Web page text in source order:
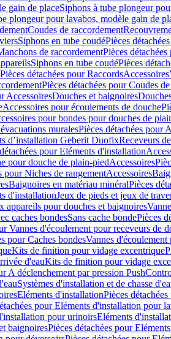
gain de placeSiphons à tube plongeur
plongeur pour lavabos, modèle gain de
Coudes de raccordement
Siphons en tube coudéPièces
de raccordementPièces
Siphons en tube coudéPièces
Pièces détachées pour RaccordsAccessoires
Pièces détachées pour Coudes
AccessoiresDouches et baignoires
Accessoires pour écoulements de douche
pour bondes pour douches de
muralesPièces détachées pour
d’installation Geberit DuofixReceveurs
pour Eléments d'installation
pour douche de plain-piedAccessoires
pour Niches de rangementAccessoires
Baignoires en matériau minéralPièces
d'installationJeux de pieds et jeux de
appareils pour douches et baignoires
caches bondesSans cache bondePièces
Vannes d'écoulement pour receveurs de
pour Caches bondesVannes
Kits de finition pour vidage excentrique
d'eauKits de finition pour vidage
A déclenchement par pression
Systèmes d'installation et de chasse
Eléments d'installationPièces
pour Eléments d'installation pour
pour urinoirsEléments
baignoiresPièces détachées pour